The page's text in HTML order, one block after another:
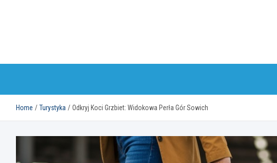
Home Turystyka Odkryj Koci Grzbiet: Widokowa Perła Gór Sowich